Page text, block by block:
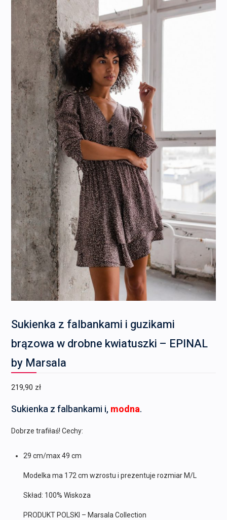
Sukienka z falbankami i guzikami
brązowa w drobne kwiatuszki – EPINAL
by Marsala
219,90 zł
Sukienka z falbankami i, modna.
Dobrze trafiłaś! Cechy:
29 cm/max 49 cm
Modelka ma 172 cm wzrostu i prezentuje rozmiar M/L
Skład: 100% Wiskoza
PRODUKT POLSKI – Marsala Collection